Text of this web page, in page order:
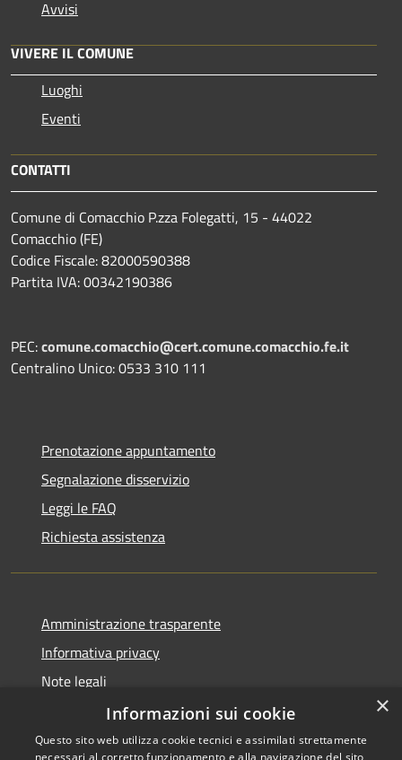
Avvisi
VIVERE IL COMUNE
Luoghi
Eventi
CONTATTI
Comune di Comacchio P.zza Folegatti, 15 - 44022
Comacchio (FE)
Codice Fiscale: 82000590388
Partita IVA: 00342190386
PEC:comune.comacchio@cert.comune.comacchio.fe.it
Centralino Unico: 0533 310 111
Prenotazione appuntamento
Segnalazione disservizio
Leggi le FAQ
Richiesta assistenza
Amministrazione trasparente
Informativa privacy
Note legali
Dichiarazione di accessibilità
×
Informazioni sui cookie
Questo sito web utilizza cookie tecnici e assimilati strettamente
necessari al corretto funzionamento e alla navigazione del sito,